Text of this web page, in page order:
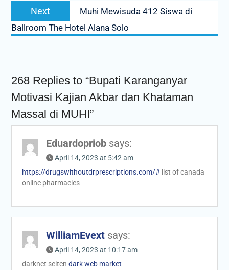
Next
Next
post:
Muhi Mewisuda 412 Siswa di
Ballroom The Hotel Alana Solo
268 Replies to “Bupati Karanganyar
Motivasi Kajian Akbar dan Khataman
Massal di MUHI”
Eduardopriob says:
April 14, 2023 at 5:42 am
https://drugswithoutdrprescriptions.com/#list of canada
online pharmacies
WilliamEvext says:
April 14, 2023 at 10:17 am
darknet seiten dark web market